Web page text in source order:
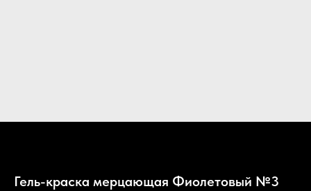
Гель-краска мерцающая Фиолетовый №3